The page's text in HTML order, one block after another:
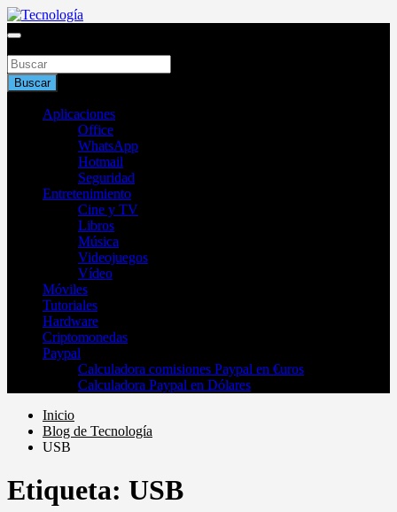
Saltar
al
Tecnología
Buscar
Aplicaciones
Office
WhatsApp
Hotmail
Seguridad
Entretenimiento
Cine y TV
Libros
Música
Videojuegos
Vídeo
Móviles
Tutoriales
Hardware
Criptomonedas
Paypal
Calculadora comisiones Paypal en €uros
Calculadora Paypal en Dólares
Inicio
Blog de Tecnología
USB
Etiqueta: USB